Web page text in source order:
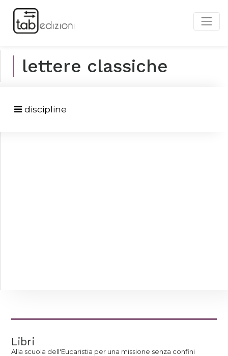
lettere classiche
discipline
Libri
Alla scuola dell'Eucaristia per una missione senza confini